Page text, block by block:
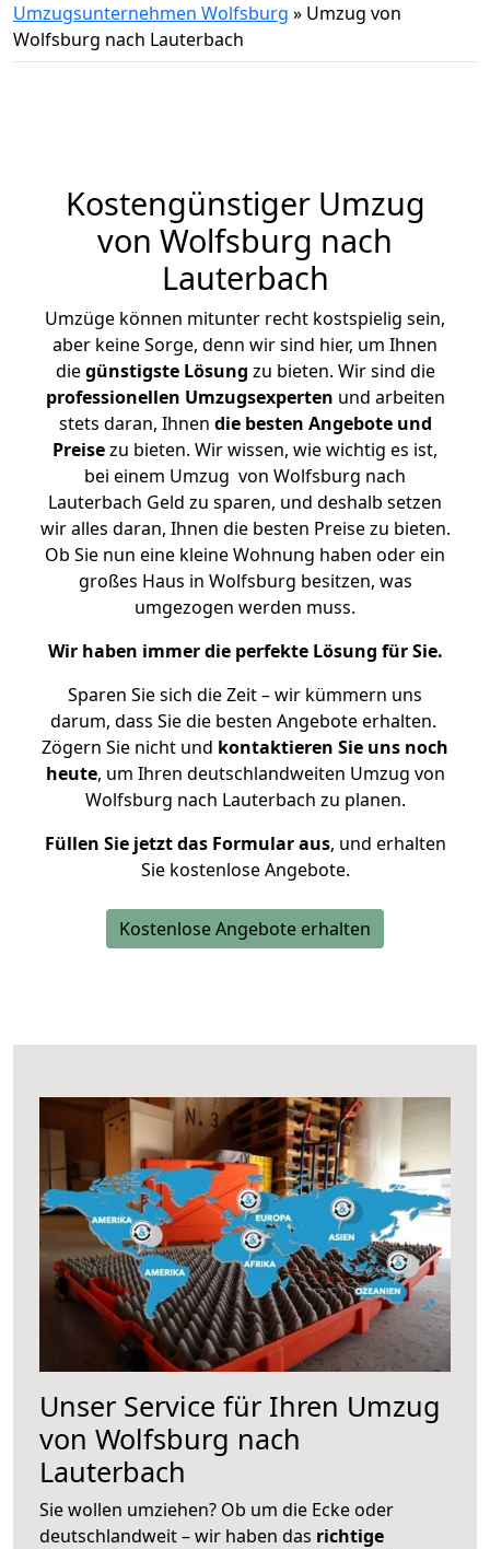
Umzugsunternehmen Wolfsburg » Umzug von
Wolfsburg nach Lauterbach
Kostengünstiger Umzug
von Wolfsburg nach
Lauterbach
Umzüge können mitunter recht kostspielig sein,
aber keine Sorge, denn wir sind hier, um Ihnen
diegünstigste Lösung zu bieten. Wir sind die
professionellen Umzugsexperten und arbeiten
stets daran, Ihnen die besten Angebote und
Preisezu bieten. Wir wissen, wie wichtig es ist,
bei einem Umzug von Wolfsburg nach
Lauterbach Geld zu sparen, und deshalb setzen
wir alles daran, Ihnen die besten Preise zu bieten.
Ob Sie nun eine kleine Wohnung haben oder ein
großes Haus in Wolfsburg besitzen, was
umgezogen werden muss.
Wir haben immer die perfekte Lösung für Sie.
Sparen Sie sich die Zeit – wir kümmern uns
darum, dass Sie die besten Angebote erhalten.
Zögern Sie nicht und kontaktieren Sie uns noch
heute, um Ihren deutschlandweiten Umzug von
Wolfsburg nach Lauterbach zu planen.
Füllen Sie jetzt das Formular aus, und erhalten
Sie kostenlose Angebote.
Kostenlose Angebote erhalten
Unser Service für Ihren Umzug
von Wolfsburg nach
Lauterbach
Sie wollen umziehen? Ob um die Ecke oder
deutschlandweit – wir haben das richtige